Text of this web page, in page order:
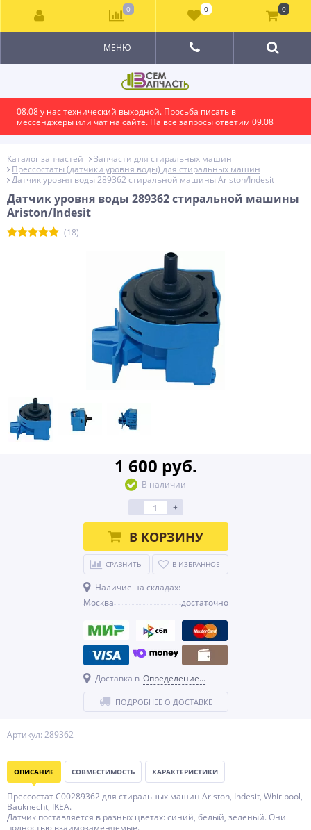
08.08 у нас технический выходной. Просьба писать в
мессенджеры или чат на сайте. На все запросы ответим 09.08
МЕНЮ
Каталог запчастей
Запчасти для стиральных машин
Прессостаты (датчики уровня воды) для стиральных машин
Датчик уровня воды 289362 стиральной машины Ariston/Indesit
Датчик уровня воды 289362 стиральной машины
Ariston/Indesit
(18)
Артикул: 289362
1 600 руб.
В наличии
-
+
В КОРЗИНУ
СРАВНИТЬ В ИЗБРАННОЕ
Наличие на складах:
Москва
достаточно
Доставка в Определение...
ПОДРОБНЕЕ О ДОСТАВКЕ
ОПИСАНИЕ СОВМЕСТИМОСТЬ ХАРАКТЕРИСТИКИ
Прессостат C00289362 для стиральных машин Ariston, Indesit, Whirlpool,
Bauknecht, IKEA.
Датчик поставляется в разных цветах: синий, белый, зелёный. Они
полностью взаимозаменяемые.
0 0 0